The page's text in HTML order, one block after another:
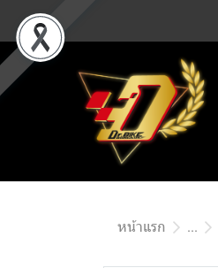
หน้าแรก ...